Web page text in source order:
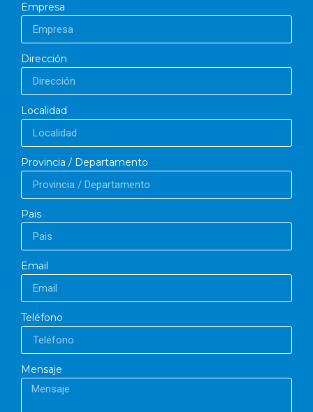
Empresa
Dirección
Localidad
Provincia / Departamento
Pais
Email
Teléfono
Mensaje